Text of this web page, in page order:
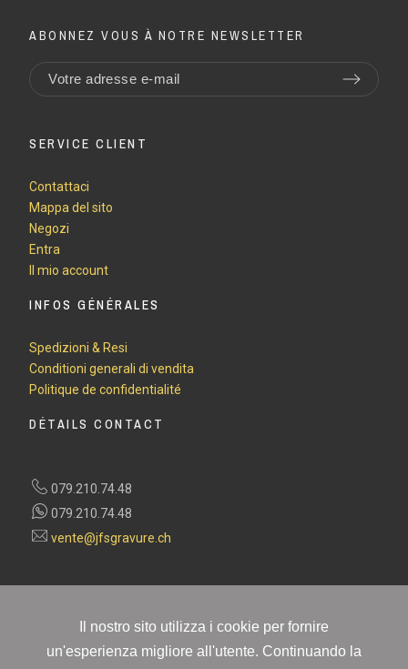
ABONNEZ VOUS À NOTRE NEWSLETTER
SERVICE CLIENT
Contattaci
Mappa del sito
Negozi
Entra
Il mio account
INFOS GÉNÉRALES
Spedizioni & Resi
Conditioni generali di vendita
Politique de confidentialité
DÉTAILS CONTACT
079.210.74.48
079.210.74.48
vente@jfsgravure.ch
Il nostro sito utilizza i cookie per fornire
un'esperienza migliore all'utente. Continuando la